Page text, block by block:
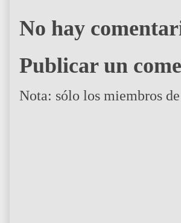
No hay
Publicar un
Nota: sólo los miembros